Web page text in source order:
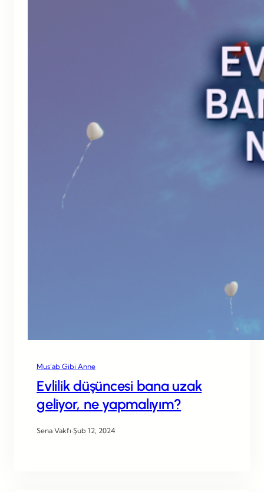
Mus’ab Gibi Anne
Evlilik düşüncesi bana uzak
geliyor, ne yapmalıyım?
Sena Vakfı·Şub 12, 2024